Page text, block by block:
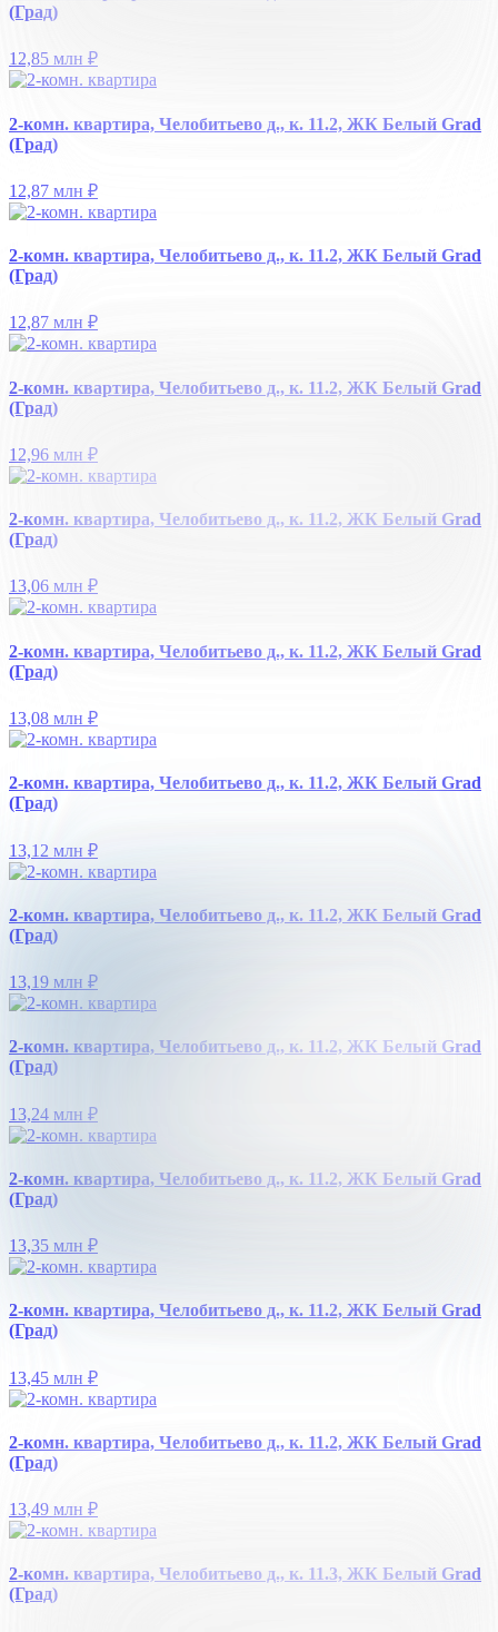
(Град)
12,85 млн ₽
2-комн. квартира, Челобитьево д., к. 11.2, ЖК Белый Grad
(Град)
12,87 млн ₽
2-комн. квартира, Челобитьево д., к. 11.2, ЖК Белый Grad
(Град)
12,87 млн ₽
2-комн. квартира, Челобитьево д., к. 11.2, ЖК Белый Grad
(Град)
12,96 млн ₽
2-комн. квартира, Челобитьево д., к. 11.2, ЖК Белый Grad
(Град)
13,06 млн ₽
2-комн. квартира, Челобитьево д., к. 11.2, ЖК Белый Grad
(Град)
13,08 млн ₽
2-комн. квартира, Челобитьево д., к. 11.2, ЖК Белый Grad
(Град)
13,12 млн ₽
2-комн. квартира, Челобитьево д., к. 11.2, ЖК Белый Grad
(Град)
13,19 млн ₽
2-комн. квартира, Челобитьево д., к. 11.2, ЖК Белый Grad
(Град)
13,24 млн ₽
2-комн. квартира, Челобитьево д., к. 11.2, ЖК Белый Grad
(Град)
13,35 млн ₽
2-комн. квартира, Челобитьево д., к. 11.2, ЖК Белый Grad
(Град)
13,45 млн ₽
2-комн. квартира, Челобитьево д., к. 11.2, ЖК Белый Grad
(Град)
13,49 млн ₽
2-комн. квартира, Челобитьево д., к. 11.3, ЖК Белый Grad
(Град)